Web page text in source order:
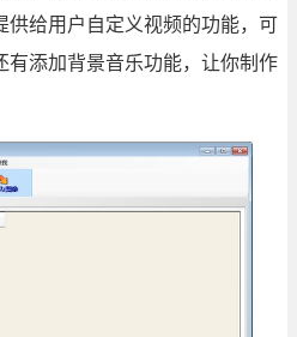
供给用户自定义视频的功能，可
有添加背景音乐功能，让你制作